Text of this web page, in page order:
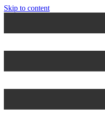
Skip to content